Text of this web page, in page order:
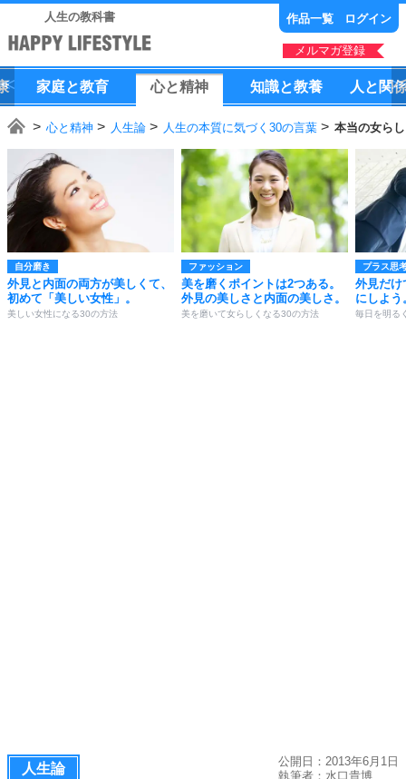
人生の教科書 作品一覧 ログイン
メルマガ登録
家庭と教育 心と精神 知識と教養 人 と 関
心と精神 人生論 人生の本質に気づく30の言葉 本当の女ら
自分磨き
外見と内面の両方が美しくて、
初めて「美しい女性」。
美しい女性になる30の方法
ファッション
美を磨くポイントは2つある。
外見の美しさと内面の美しさ。
美を磨いて女らしくなる30の方法
プラス思
外見だけ
にしよう
毎日を明る
人生論
公開日：2013年6月1日
執筆者： 水口貴博